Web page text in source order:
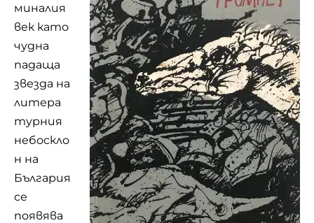
миналия
век като
чудна
падаща
звезда на
литера
турния
небоскло
н на
България
се
появява